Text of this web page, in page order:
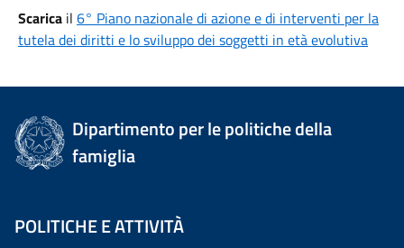
Scarica il 6° Piano nazionale di azione e di interventi per la
tutela dei diritti e lo sviluppo dei soggetti in età evolutiva
Dipartimento per le politiche della
famiglia
POLITICHE E ATTIVITÀ